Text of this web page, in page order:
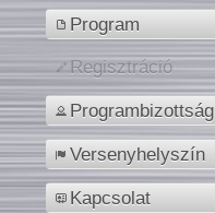
Program
Regisztráció
Programbizottság
Versenyhelyszín
Kapcsolat